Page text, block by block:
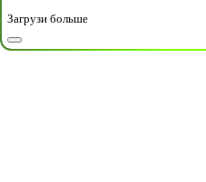
Загрузи больше